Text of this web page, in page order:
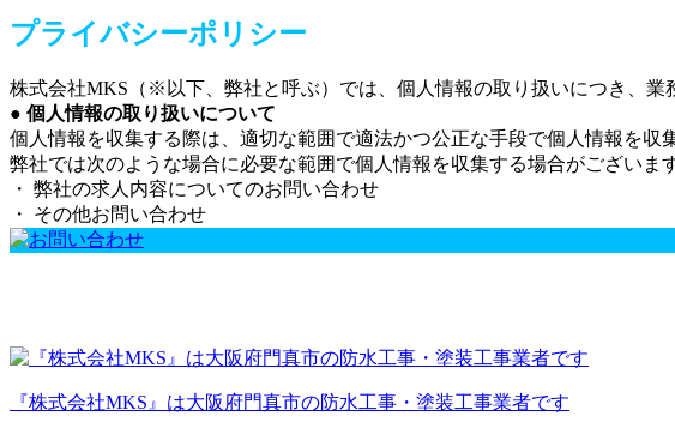
プライバシーポリシー
株式会社MKS（※以下、弊社と呼ぶ）では、個人情報の取り扱いにつき、
● 個人情報の取り扱いについて
個人情報を収集する際は、適切な範囲で適法かつ公正な手段で個人情報を収
弊社では次のような場合に必要な範囲で個人情報を収集する場合がございます
・ 弊社の求人内容についてのお問い合わせ
・ その他お問い合わせ
『株式会社MKS』は大阪府門真市の防水工事・塗装工事業者です